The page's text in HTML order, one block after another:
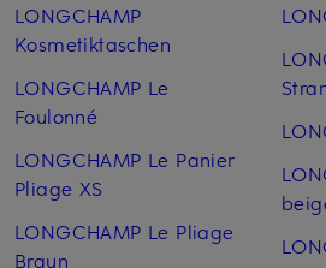
LONGCHAMP
Kosmetiktaschen
LONGCHAMP Le
Foulonné
LONGCHAMP Le Panier
Pliage XS
LONGCHAMP Le Pliage
Braun